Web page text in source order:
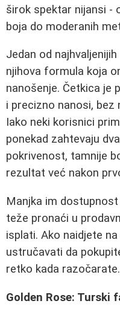
širok spektar nijansi -
boja do moderanih
Jedan od
njihova formula koja
nanošenje. Četkica je
i precizno nanosi, bez
Iako neki korisnici
ponekad zahtevaju
pokrivenost, tamnije
rezultat već nakon
Manjka im
teže pronaći u
isplati. Ako naidjete
ustručavati da
retko kada razоčarate.
Golden Rose: Turski